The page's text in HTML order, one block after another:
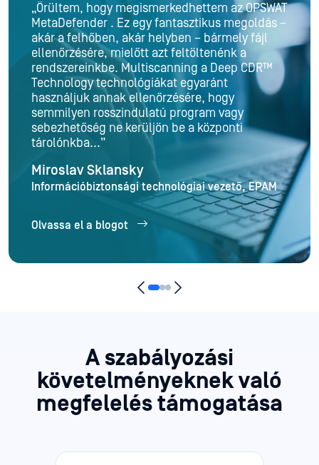
„Örültem, hogy megismerkedhettem az OPSWAT
MetaDefender . Ez egy fantasztikus megoldás –
akár a felhőben, akár helyben – bármely fájl
ellenőrzésére, mielőtt azt feltöltenénk a
rendszereinkbe. Multiscanning a Deep CDR™
Technology technológiákat egyaránt
használjuk annak ellenőrzésére, hogy
semmilyen rosszindulatú program vagy
sebezhetőség ne kerüljön be a központi
tárolónkba...”
Miroslav Sklansky
Információbiztonsági technológiai vezető, EPAM
Olvassa el a blogot
Aszabályozási
követelményeknek való
megfelelés támogatása